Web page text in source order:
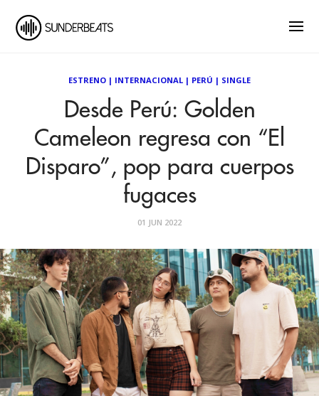
ESTRENO | INTERNACIONAL | PERÚ | SINGLE
Desde Perú: Golden
Cameleon regresa con “El
Disparo”, pop para cuerpos
fugaces
01 JUN 2022